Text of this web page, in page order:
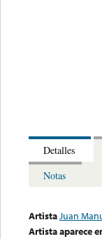
Detalles
Notas
ArtistaJuan
Artista aparece